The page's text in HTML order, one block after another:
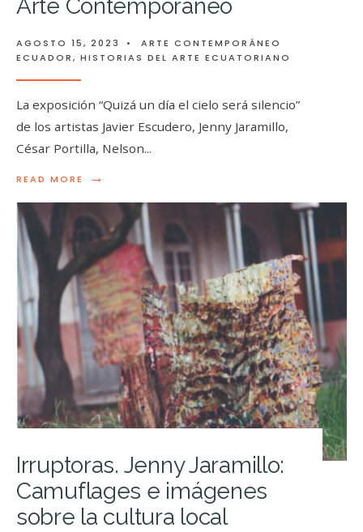
Arte Contemporáneo
AGOSTO 15, 2023 •
ARTE CONTEMPORÁNEO
ECUADOR, HISTORIAS DEL ARTE ECUATORIANO
La exposición “Quizá un día el cielo será silencio”
de los artistas Javier Escudero, Jenny Jaramillo,
César Portilla, Nelson...
READ MORE →
Irruptoras. Jenny Jaramillo:
Camuflages e imágenes
sobre la cultura local